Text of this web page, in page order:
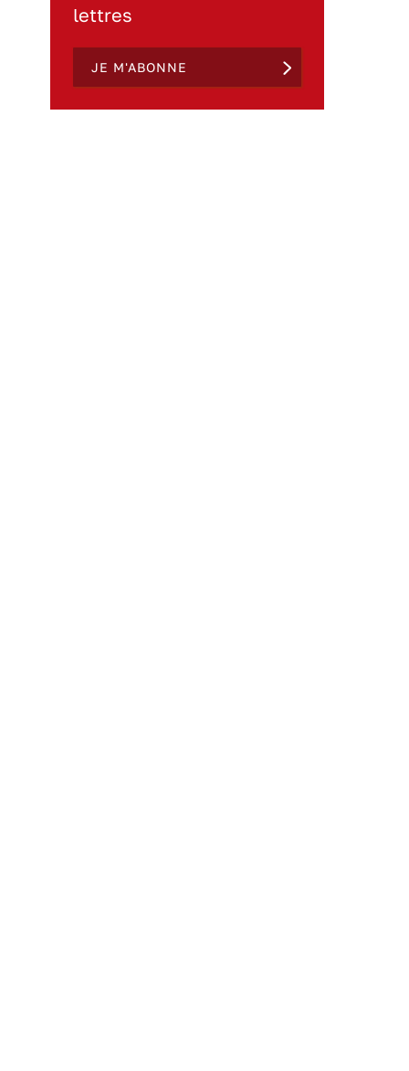
lettres
JE M'ABONNE